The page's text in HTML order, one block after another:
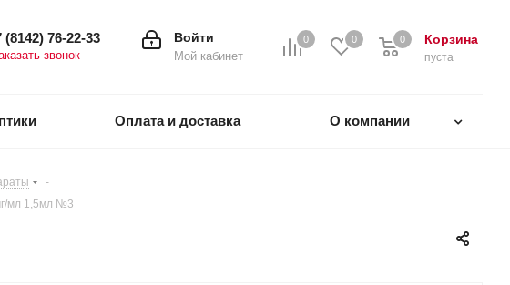
0 0 Корзина
0
пуста
0
Войти
Мой кабинет
(8142) 76-22-33
звонок
Оплата и доставка О компании
-
мл 1,5мл №3